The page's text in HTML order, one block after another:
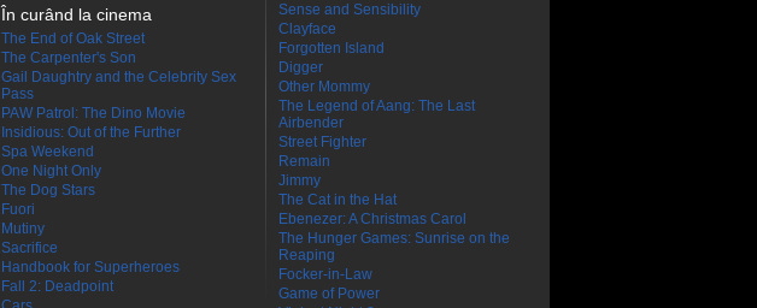
În curând la cinema
The End of Oak Street
The Carpenter's Son
Gail Daughtry and the Celebrity Sex
Pass
PAW Patrol: The Dino Movie
Insidious: Out of the Further
Spa Weekend
One Night Only
The Dog Stars
Fuori
Mutiny
Sacrifice
Handbook for Superheroes
Fall 2: Deadpoint
Sense and Sensibility
Clayface
Forgotten Island
Digger
Other Mommy
The Legend of Aang: The Last
Airbender
Street Fighter
Remain
Jimmy
The Cat in the Hat
Ebenezer: A Christmas Carol
The Hunger Games: Sunrise on the
Reaping
Focker-in-Law
Game of Power